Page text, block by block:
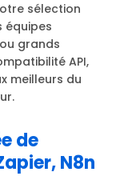
sélection
équipes
grands
API,
meilleurs du
de
N8n